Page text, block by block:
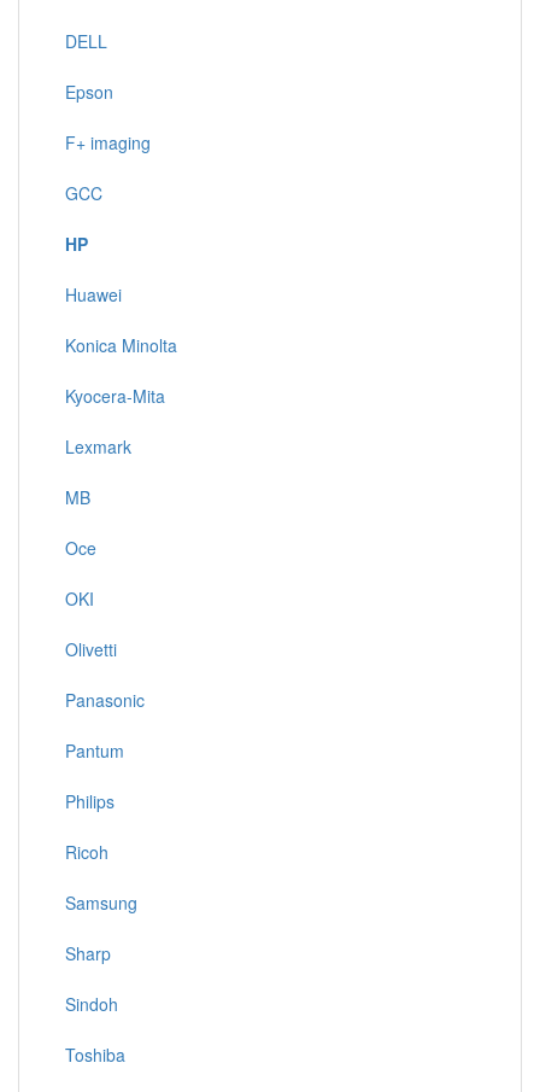
DELL
Epson
F+ imaging
GCC
HP
Huawei
Konica Minolta
Kyocera-Mita
Lexmark
MB
Oce
OKI
Olivetti
Panasonic
Pantum
Philips
Ricoh
Samsung
Sharp
Sindoh
Toshiba